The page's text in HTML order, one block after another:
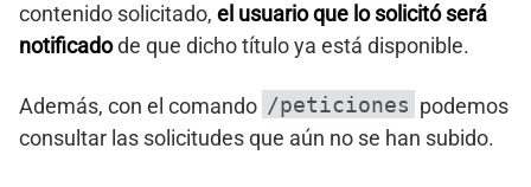
contenido solicitado, el usuario que lo solicitó será
notificadode que dicho título ya está disponible.
Además, con el comando /peticiones podemos
consultar las solicitudes que aún no se han subido.